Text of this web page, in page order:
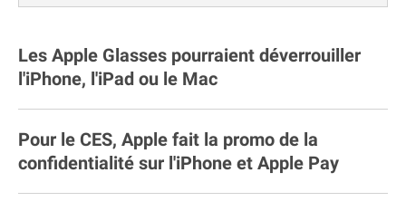
Les Apple Glasses pourraient déverrouiller
l'iPhone, l'iPad ou le Mac
Pour le CES, Apple fait la promo de la
confidentialité sur l'iPhone et Apple Pay